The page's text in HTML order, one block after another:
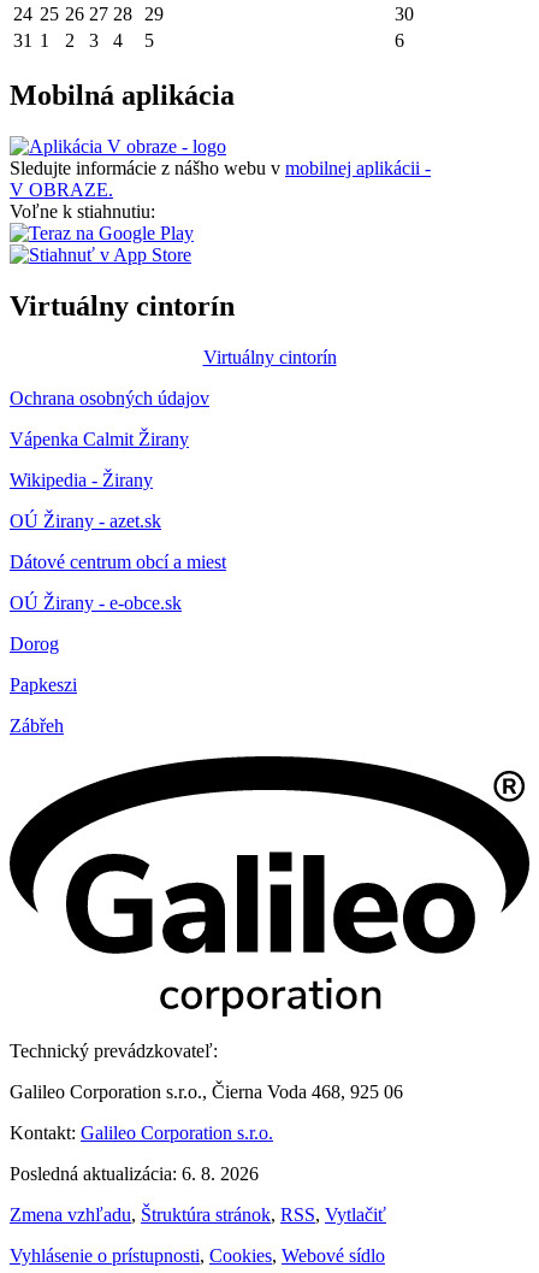
24 25 26 27 28 29
30
31 1 2 3 4 5 6
Mobilná aplikácia
Sledujte informácie z nášho webu v mobilnej aplikácii -
V OBRAZE.
Voľne k stiahnutiu:
Virtuálny cintorín
Virtuálny cintorín
Ochrana osobných údajov
Vápenka Calmit Žirany
Wikipedia - Žirany
OÚ Žirany - azet.sk
Dátové centrum obcí a miest
OÚ Žirany - e-obce.sk
Dorog
Papkeszi
Zábřeh
Technický prevádzkovateľ:
Galileo Corporation s.r.o., Čierna Voda 468, 925 06
Kontakt: Galileo Corporation s.r.o.
Posledná aktualizácia: 6. 8. 2026
Zmena vzhľadu, Štruktúra stránok, RSS, Vytlačiť
Vyhlásenie o prístupnosti, Cookies, Webové sídlo